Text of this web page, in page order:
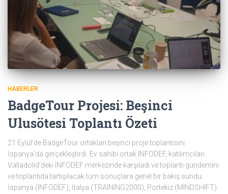
HABERLER
BadgeTour Projesi: Beşinci
Ulusötesi Toplantı Özeti
21 Eylül’de BadgeTour ortakları beşinci proje toplantısını
İspanya’da gerçekleştirdi. Ev sahibi ortak INFODEF, katılımcıları
Valladolid’deki INFODEF merkezinde karşıladı ve toplantı gündemini
ve toplantıda tartışılacak tüm sonuçlara genel bir bakış sundu.
İspanya (INFODEF), İtalya (TRAINING2000), Portekiz (MINDSHIFT)